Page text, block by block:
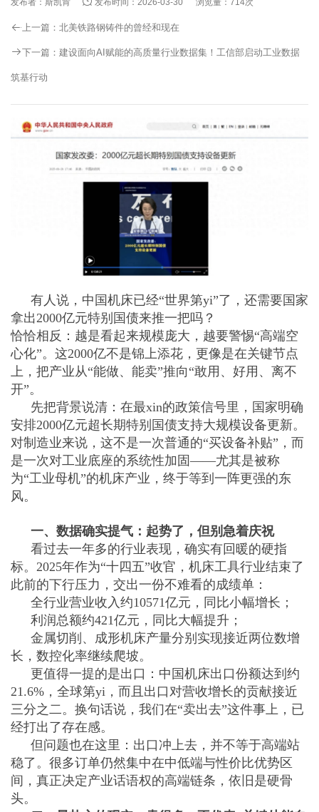
上一篇： 北美铁路钢铸件的曾经和现在
下一篇： 建设面向AI赋能的高质量行业数据集！工信部启动工业数据
筑基行动
有人说，中国机床已经“世界第yi”了，还需要国家
拿出2000亿元特别国债来推一把吗？
恰恰相反：越是看起来规模庞大，越要警惕“高端空
心化”。这2000亿不是锦上添花，更像是在关键节点
上，把产业从“能做、能卖”推向“敢用、好用、离不
开”。
先把背景说清：在最xin的政策信号里，国家明确
安排2000亿元超长期特别国债支持大规模设备更新。
对制造业来说，这不是一次普通的“买设备补贴”，而
是一次对工业底座的系统性加固——尤其是被称
为“工业母机”的机床产业，终于等到一阵更强的东
风。
一、数据确实提气：起势了，但别急着庆祝
看过去一年多的行业表现，确实有回暖的硬指
标。2025年作为“十四五”收官，机床工具行业结束了
此前的下行压力，交出一份不难看的成绩单：
全行业营业收入约10571亿元，同比小幅增长；
利润总额约421亿元，同比大幅提升；
金属切削、成形机床产量分别实现接近两位数增
长，数控化率继续爬坡。
更值得一提的是出口：中国机床出口份额达到约
21.6%，全球第yi，而且出口对营收增长的贡献接近
三分之二。换句话说，我们在“卖出去”这件事上，已
经打出了存在感。
但问题也在这里：出口冲上去，并不等于高端站
稳了。很多订单仍然集中在中低端与性价比优势区
间，真正决定产业话语权的高端链条，依旧是硬骨
头。